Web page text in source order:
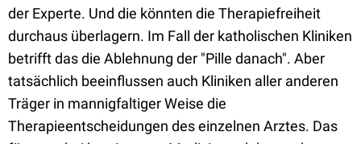
der Experte. Und die könnten die Therapiefreiheit
durchaus überlagern. Im Fall der katholischen Kliniken
betrifft das die Ablehnung der "Pille danach". Aber
tatsächlich beeinflussen auch Kliniken aller anderen
Träger in mannigfaltiger Weise die
Therapieentscheidungen des einzelnen Arztes. Das